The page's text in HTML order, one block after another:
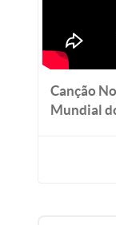
Canção
Mundial